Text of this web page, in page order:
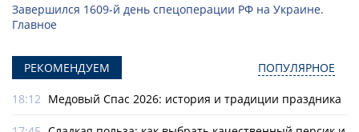
Завершился 1609-й день спецоперации РФ на Украине.
Главное
РЕКОМЕНДУЕМ ПОПУЛЯРНОЕ
18:12 Медовый Спас 2026: история и традиции праздника